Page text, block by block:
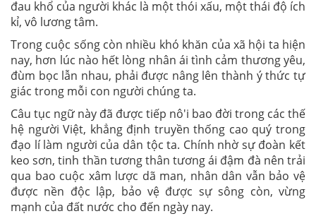
đau khổ của người khác là một thói xấu, một thái độ ích
kỉ, vô lương tâm.
Trong cuộc sống còn nhiều khó khăn của xã hội ta hiện
nay, hơn lúc nào hết lòng nhân ái tình cảm thương yêu,
đùm bọc lẫn nhau, phải được nâng lên thành ý thức tự
giác trong mỗi con người chúng ta.
Câu tục ngữ này đã được tiếp nô'i bao đời trong các thế
hệ người Việt, khẳng định truyền thống cao quý trong
đạo lí làm người của dân tộc ta. Chính nhờ sự đoàn kết
keo sơn, tinh thần tương thân tương ái đậm đà nên trải
qua bao cuộc xâm lược dã man, nhân dân vẫn bảo vệ
được nền độc lập, bảo vệ được sự sông còn, vừng
mạnh của đất nước cho đến ngày nay.